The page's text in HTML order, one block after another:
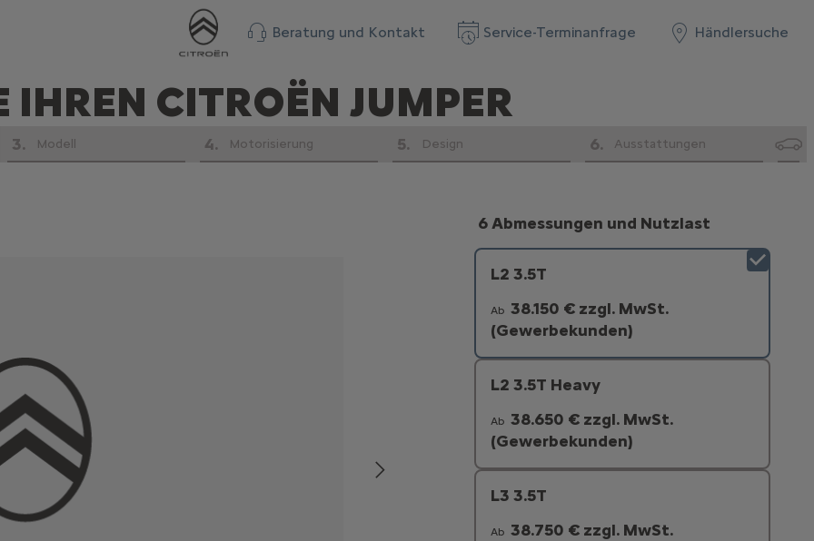
Beratung und Kontakt Service-Terminanfrage Händlersuche
IHREN CITROËN JUMPER
3. Modell 4. Motorisierung 5. Design 6. Ausstattungen
6 Abmessungen und Nutzlast
L2 3.5T
Ab 38.150 € zzgl. MwSt.
(Gewerbekunden)
L2 3.5T Heavy
Ab 38.650 € zzgl. MwSt.
(Gewerbekunden)
L3 3.5T
Ab 38.750 € zzgl. MwSt.